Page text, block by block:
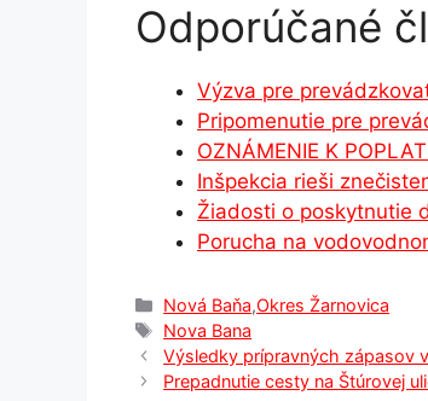
c
e
b
o
o
k
s
e
n
g
er
at
A
p
p
k
dI
n
Odporúčané
Výzva pre
Pripomenutie pre
OZNÁMENIE K
Inšpekcia rieši
Žiadosti o poskytnutie
Porucha na
Kategórie
Nová Baňa,Okres Žarnovica
Značky
Nova Bana
Výsledky prípravných zápasov
Prepadnutie cesty na Štúrovej